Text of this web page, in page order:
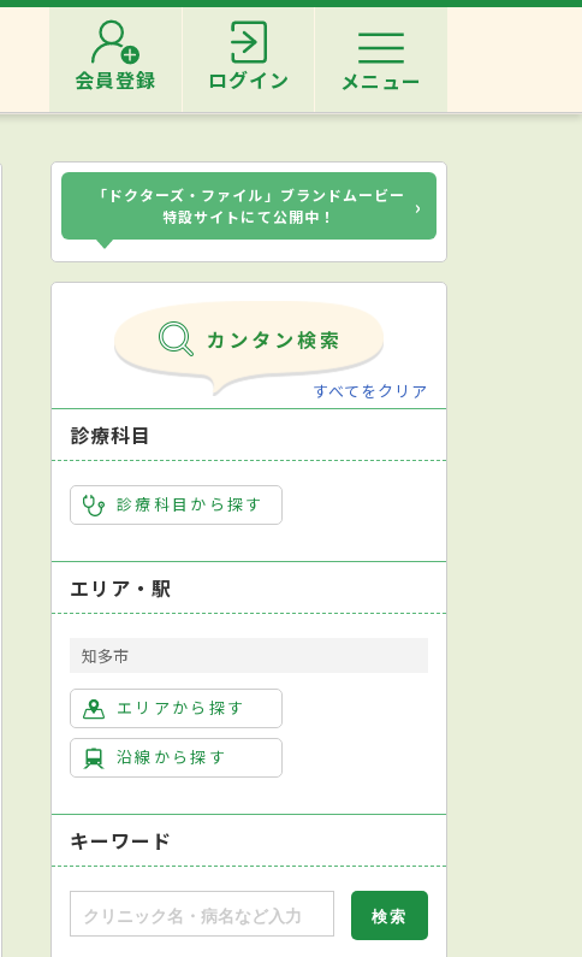
会員登録 ログイン メニュー
「ドクターズ・ファイル」ブランドムービー
特設サイトにて公開中！
›
すべてをクリア
診療科目
診療科目から探す
エリア・駅
知多市
エリアから探す
沿線から探す
キーワード